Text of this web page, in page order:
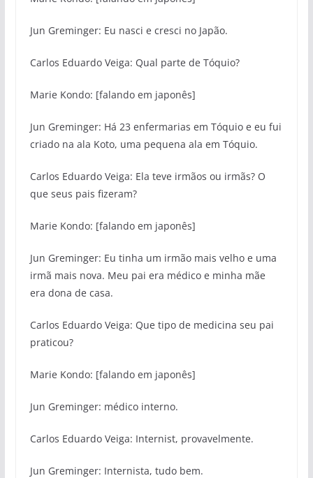
Jun Greminger: Eu nasci e cresci no Japão.
Carlos Eduardo Veiga: Qual parte de Tóquio?
Marie Kondo: [falando em japonês]
Jun Greminger: Há 23 enfermarias em Tóquio e eu fui
criado na ala Koto, uma pequena ala em Tóquio.
Carlos Eduardo Veiga: Ela teve irmãos ou irmãs? O
que seus pais fizeram?
Marie Kondo: [falando em japonês]
Jun Greminger: Eu tinha um irmão mais velho e uma
irmã mais nova. Meu pai era médico e minha mãe
era dona de casa.
Carlos Eduardo Veiga: Que tipo de medicina seu pai
praticou?
Marie Kondo: [falando em japonês]
Jun Greminger: médico interno.
Carlos Eduardo Veiga: Internist, provavelmente.
Jun Greminger: Internista, tudo bem.